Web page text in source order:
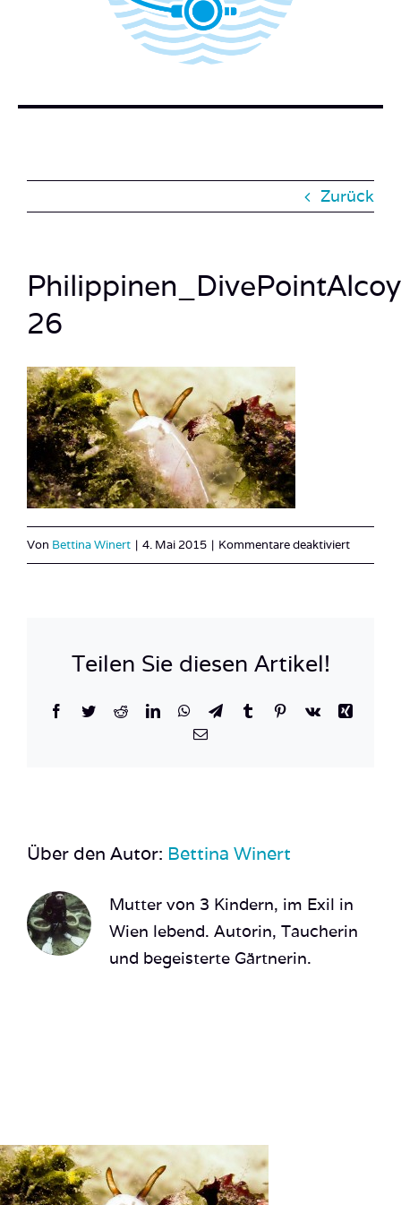
BUCH BESTELLEN
Zurück
26
Von Bettina Winert | 4. Mai 2015 | Kommentare deaktiviertfür
Teilen Sie diesen Artikel!
Facebook
TwitterRedditLinkedInWhatsApp
TelegramTumblrPinterest
Vk
Xing
E-
Über den Autor: Bettina Winert
Mutter von 3 Kindern, im Exil in
Wien lebend. Autorin, Taucherin
und begeisterte Gärtnerin.